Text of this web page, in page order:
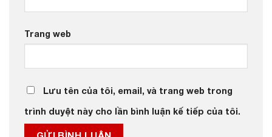
Trang web
Lưu tên của tôi, email, và trang web trong
trình duyệt này cho lần bình luận kế tiếp của tôi.